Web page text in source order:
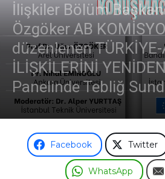
İlişkiler Bölüm
Özgöker AB
düzenlenen
İLİŞKİLERİNİ
Panelinde Tebliğ
Facebook Twitter
WhatsApp